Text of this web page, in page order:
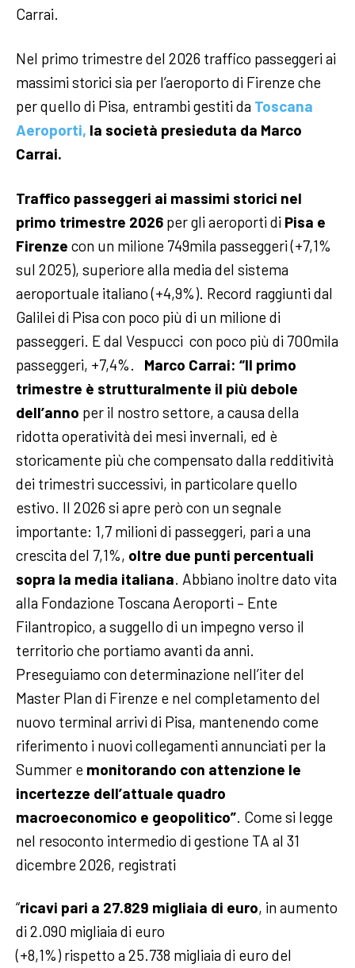
Carrai.
Nel primo trimestre del 2026 traffico passeggeri ai
massimi storici sia per l’aeroporto di Firenze che
per quello di Pisa, entrambi gestiti da Toscana
Aeroporti, la società presieduta da Marco
Carrai.
Traffico passeggeri ai massimi storici nel
primo trimestre 2026 per gli aeroporti di Pisa e
Firenze con un milione 749mila passeggeri (+7,1%
sul 2025), superiore alla media del sistema
aeroportuale italiano (+4,9%). Record raggiunti dal
Galilei di Pisa con poco più di un milione di
passeggeri. E dal Vespucci con poco più di 700mila
passeggeri, +7,4%.
Marco Carrai: “Il primo
trimestre è strutturalmente il più debole
dell’anno per il nostro settore, a causa della
ridotta operatività dei mesi invernali, ed è
storicamente più che compensato dalla redditività
dei trimestri successivi, in particolare quello
estivo. Il 2026 si apre però con un segnale
importante: 1,7 milioni di passeggeri, pari a una
crescita del 7,1%, oltre due punti percentuali
sopra la media italiana. Abbiano inoltre dato vita
alla Fondazione Toscana Aeroporti – Ente
Filantropico, a suggello di un impegno verso il
territorio che portiamo avanti da anni.
Preseguiamo con determinazione nell’iter del
Master Plan di Firenze e nel completamento del
nuovo terminal arrivi di Pisa, mantenendo come
riferimento i nuovi collegamenti annunciati per la
Summer e monitorando con attenzione le
incertezze dell’attuale quadro
macroeconomico e geopolitico”. Come si legge
nel resoconto intermedio di gestione TA al 31
dicembre 2026, registrati
“ricavi pari a 27.829 migliaia di euro, in aumento
di 2.090 migliaia di euro
(+8,1%) rispetto a 25.738 migliaia di euro del